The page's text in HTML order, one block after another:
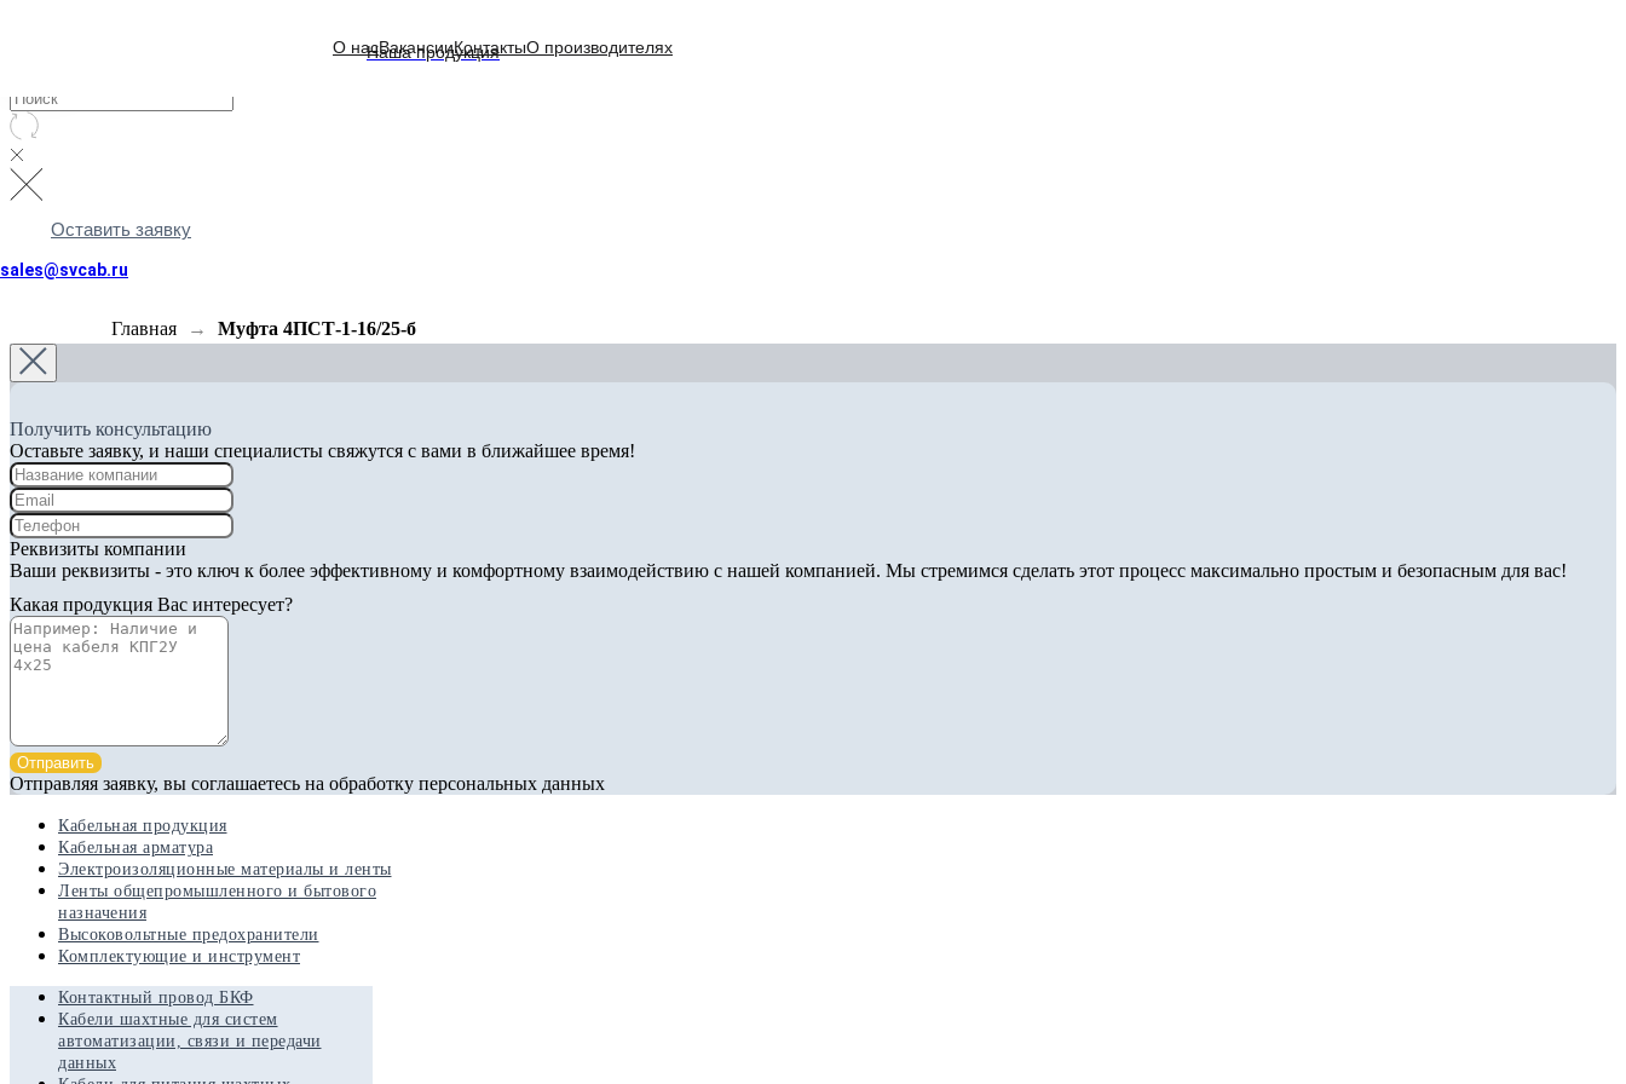
Главная Муфта 4ПСТ-1-16/25-б
Получить консультацию
Оставьте заявку, и наши специалисты свяжутся с вами в ближайшее время!
Реквизиты компании
Ваши реквизиты - это ключ к более эффективному и комфортному взаимодействию с нашей компанией. Мы стремимся сделать этот процесс максимально простым и безопасным для вас!
Какая продукция Вас интересует?
Отправить
Отправляя заявку, вы соглашаетесь на обработку персональных данных
Кабельная продукция
Кабельная арматура
Электроизоляционные материалы и ленты
Ленты общепромышленного и бытового
назначения
Высоковольтные предохранители
Комплектующие и инструмент
Контактный провод БКФ
Кабели шахтные для систем
автоматизации, связи и передачи
данных
Наша продукция
О насВакансииКонтактыО производителях
Оставить заявку
sales@svcab.ru